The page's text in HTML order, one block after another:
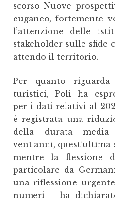
scorso Nuove
euganeo, fortemente
l’attenzione delle
stakeholder sulle sfide
attendo il territorio.
Per quanto
turistici, Poli ha
per i dati relativi al
è registrata una
della durata
vent’anni, quest’ultima
mentre la flessione
particolare da
una riflessione
numeri – ha